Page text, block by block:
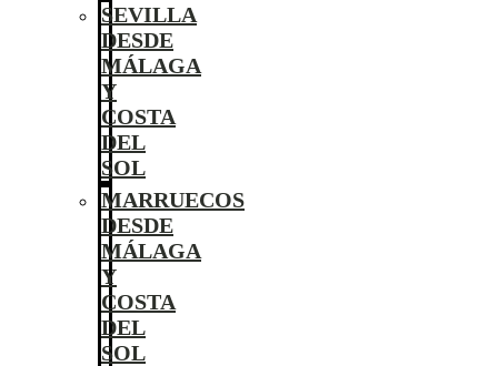
SEVILLA
DESDE
MÁLAGA
Y
COSTA
DEL
SOL
MARRUECOS
DESDE
MÁLAGA
Y
COSTA
DEL
SOL